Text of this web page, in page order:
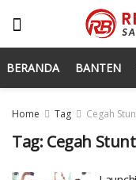
BERANDA BANTEN
Home Tag Cegah
Tag: Cegah